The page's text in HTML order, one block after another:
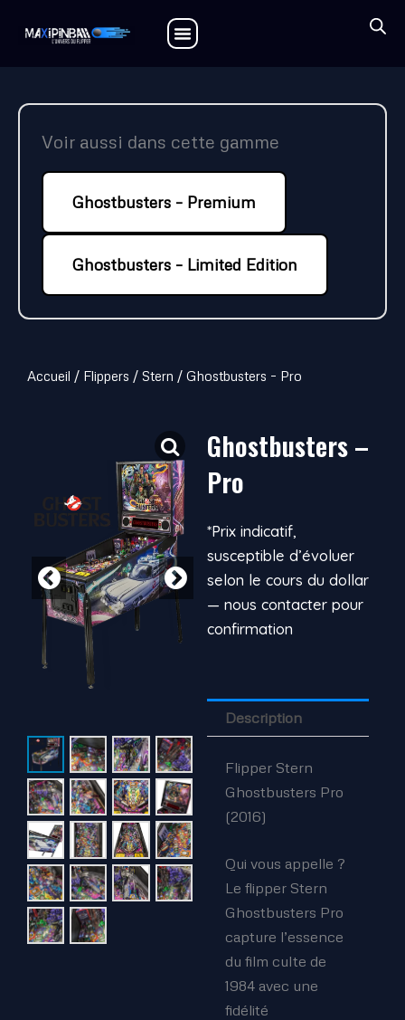
Voir aussi dans cette gamme
Ghostbusters – Premium
Ghostbusters – Limited Edition
Accueil / Flippers / Stern / Ghostbusters – Pro
Ghostbusters –
Pro
*Prix indicatif,
susceptible d’évoluer
selon le cours du dollar
— nous contacter pour
confirmation
Description
Flipper Stern
Ghostbusters Pro
(2016)
Qui vous appelle ?
Le flipper Stern
Ghostbusters Pro
capture l’essence
du film culte de
1984 avec une
fidélité